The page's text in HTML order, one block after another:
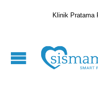
Klinik Pratama